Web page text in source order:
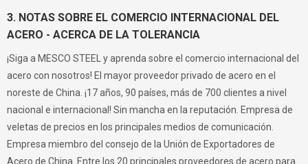
3. NOTAS SOBRE EL COMERCIO INTERNACIONAL DEL
ACERO - ACERCA DE LA TOLERANCIA
¡Siga a MESCO STEEL y aprenda sobre el comercio internacional del
acero con nosotros! El mayor proveedor privado de acero en el
noreste de China. ¡17 años, 90 países, más de 700 clientes a nivel
nacional e internacional! Sin mancha en la reputación. Empresa de
veletas de precios en los principales medios de comunicación.
Empresa miembro del consejo de la Unión de Exportadores de
Acero de China. Entre los 20 principales proveedores de acero para